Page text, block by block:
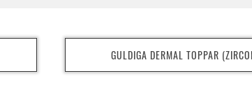
GULDIGA DERMAL TOPPAR